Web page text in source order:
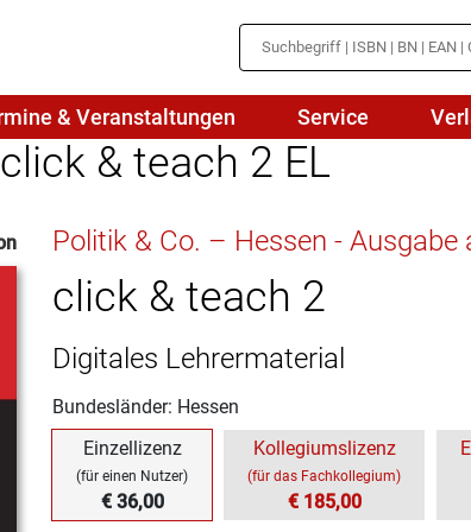
Medienbildung
Naturwissenschaften/NuT
Physik
Politik
Religion
Spanisch
& Veranstaltungen Service
& teach 2 EL
Politik & Co. – Hessen - Ausgabe
click & teach 2
Digitales Lehrermaterial
Bundesländer: Hessen
Einzellizenz
(für einen Nutzer)
€ 36,00
Kollegiumslizenz
(für das Fachkollegium)
€ 185,00